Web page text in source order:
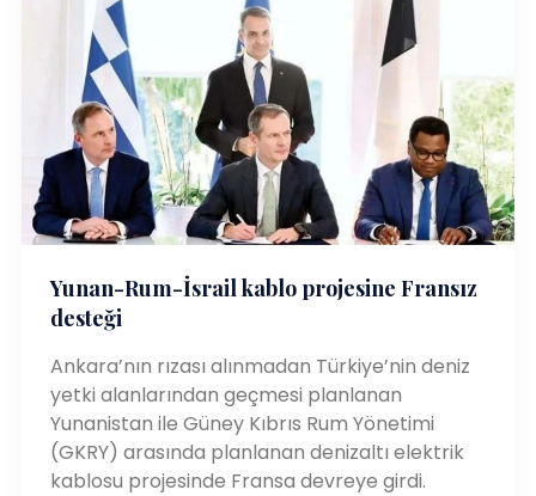
Yunan-Rum-İsrail kablo projesine Fransız
desteği
Ankara’nın rızası alınmadan Türkiye’nin deniz
yetki alanlarından geçmesi planlanan
Yunanistan ile Güney Kıbrıs Rum Yönetimi
(GKRY) arasında planlanan denizaltı elektrik
kablosu projesinde Fransa devreye girdi.